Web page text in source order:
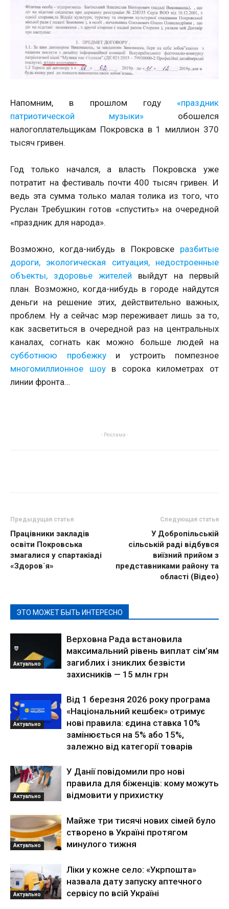
Напомним, в прошлом году«праздник
патриотической музыки» обошелся
налогоплательщикам Покровска в 1 миллион 370
тысяч гривен.
Год только начался, а власть Покровска уже
потратит на фестиваль почти 400 тысяч гривен. И
ведь эта сумма только малая толика из того, что
Руслан Требушкин готов «спустить» на очередной
«праздник для народа».
Возможно, когда-нибудь в Покровске разбитые
дороги, экологическая ситуация,
недостроенные
объекты,
здоровье жителей выйдут на первый
план. Возможно, когда-нибудь в городе найдутся
деньги на решение этих, действительно важных,
проблем. Ну а сейчас мэр переживает лишь за то,
как засветиться в очередной раз на центральных
каналах, согнать как можно больше людей на
субботнюю пробежкуи устроить помпезное
многомиллионное шоув сорока километрах от
линии фронта…
- Реклама -
Предыдущая статья
Працівники закладів
освіти Покровська
змагалися у спартакіаді
«Здоров`я»
Следующая статья
У Добропільській
сільській раді відбувся
виїзний прийом з
представниками району та
області (Відео)
ЭТО МОЖЕТ БЫТЬ ИНТЕРЕСНО
Актуально
Верховна Рада встановила
максимальний рівень виплат сім’ям
загиблих і зниклих безвісти
захисників — 15 млн грн
Актуально
Від 1 березня 2026 року програма
«Національний кешбек» отримує
нові правила: єдина ставка 10%
замінюється на 5% або 15%,
залежно від категорії товарів
Актуально
У Данії повідомили про нові
правила для біженців: кому можуть
відмовити у прихистку
Актуально
Майже три тисячі нових сімей було
створено в Україні протягом
минулого тижня
Актуально
Ліки у кожне село: «Укрпошта»
назвала дату запуску аптечного
сервісу по всій Україні